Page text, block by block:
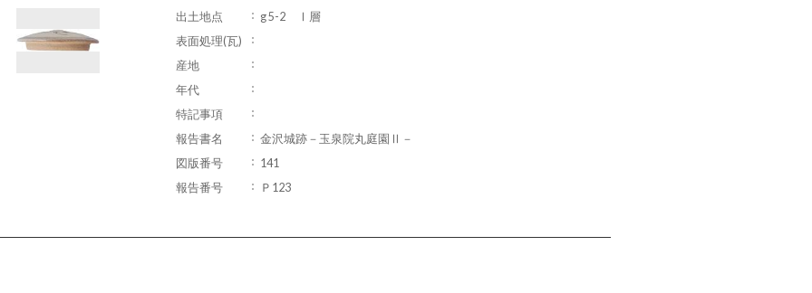
出土地点
g 5-2 Ⅰ層
表面処理(瓦)
産地
年代
特記事項
報告書名
金沢城跡－玉泉院丸庭園Ⅱ－
図版番号
141
報告番号
Ｐ123